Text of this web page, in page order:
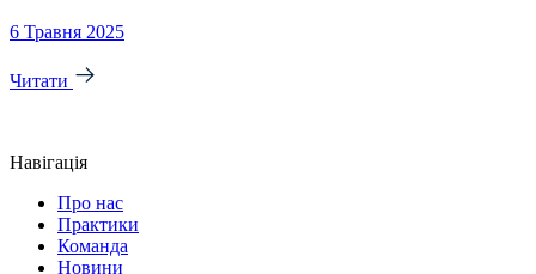
6 Травня 2025
Читати
Навігація
Про нас
Практики
Команда
Новини